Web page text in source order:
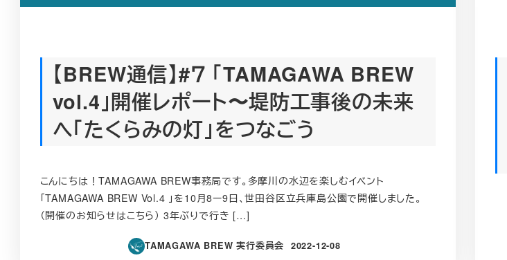
【BREW通信】#７ 「TAMAGAWA BREW
vol.4」開催レポート〜堤防工事後の未来
へ「たくらみの灯」をつなごう
こんにちは！TAMAGAWA BREW事務局です。多摩川の水辺を楽しむイベント
「TAMAGAWA BREW Vol.4 」を10月8ー9日、世田谷区立兵庫島公園で開催しました。
（開催のお知らせはこちら） 3年ぶりで行き […]
TAMAGAWA BREW 実行委員会
投稿日
2022-12-08